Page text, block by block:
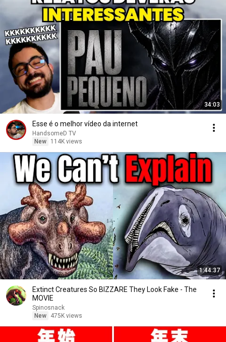
34:03
Esse é o melhor vídeo da internet
HandsomeD TV
New
114K views
1:44:37
Extinct Creatures So BIZZARE They Look Fake - The
MOVIE
Spinosnack
New
475K views